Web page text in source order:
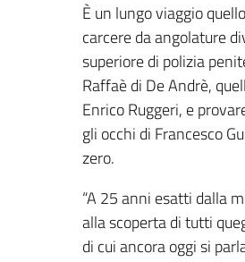
È un lungo viaggio
carcere da angolature
superiore di polizia
Raffaè di De Andrè,
Enrico Ruggeri, e
gli occhi di Francesco
zero.
“A 25 anni esatti dalla
alla scoperta di tutti
di cui ancora oggi si